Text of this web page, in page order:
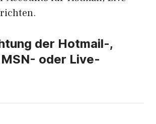
der Hotmail-,
oder Live-